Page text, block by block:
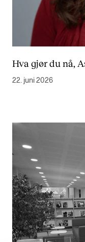
Hva gjør du nå,
22. juni 2026